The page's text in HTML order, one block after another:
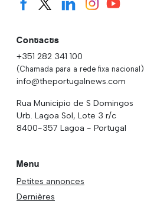
Contacts
+351 282 341 100
(Chamada para a rede fixa nacional)
info@theportugalnews.com
Rua Municipio de S Domingos
Urb. Lagoa Sol, Lote 3 r/c
8400-357 Lagoa - Portugal
Menu
Petites annonces
Dernières